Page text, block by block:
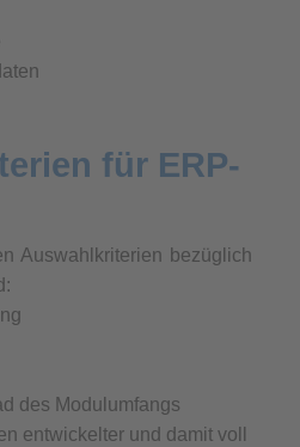
für ERP-
Auswahlkriterien bezüglich
des Modulumfangs
entwickelter und damit voll